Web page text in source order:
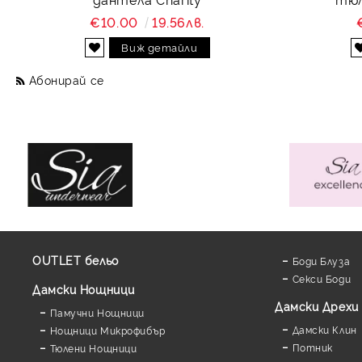
€10.00
19.56лв.
Виж детайли
Абонирай се
OUTLET бельо
Дамски Нощници
Памучни Нощници
Нощници Микрофибър
Тюлени Нощници
Боди Блуза
Секси Боди
Дамски Дрехи
Дамски Клин
Потник